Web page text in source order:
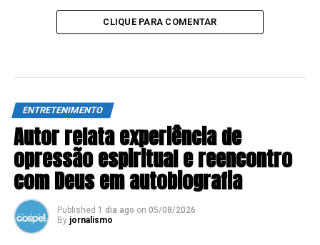
CLIQUE PARA COMENTAR
ENTRETENIMENTO
Autor relata experiência de
opressão espiritual e reencontro
com Deus em autobiografia
Published 1 dia ago on 05/08/2026
By jornalismo